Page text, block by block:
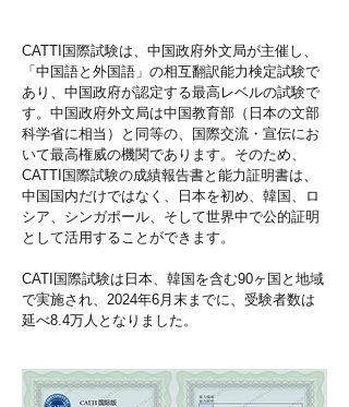
CATTI国際試験は、中国政府外文局が主催し、
「中国語と外国語」の相互翻訳能力検定試験で
あり、中国政府が認定する最高レベルの試験で
す。中国政府外文局は中国教育部（日本の文部
科学省に相当）と同等の、国際交流・宣伝にお
いて最高権威の機関であります。そのため、
CATTI国際試験の成績報告書と能力証明書は、
中国国内だけではなく、日本を初め、韓国、ロ
シア、シンガポール、そして世界中で公的証明
として活用することができます。
CATI国際試験は日本、韓国を含む90ヶ国と地域
で実施され、2024年6月末までに、受験者数は
延べ8.4万人となりました。